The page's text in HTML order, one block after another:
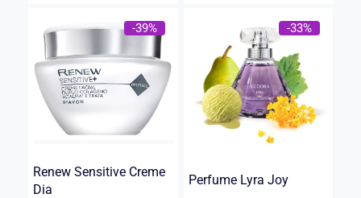
-39%
Renew Sensitive Creme
Dia
-33%
Perfume Lyra Joy